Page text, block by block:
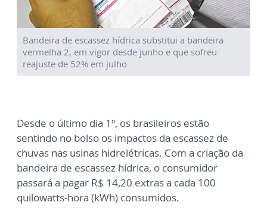
Bandeira de escassez hídrica substitui a bandeira
vermelha 2, em vigor desde junho e que sofreu
reajuste de 52% em julho
Desde o último dia 1º, os brasileiros estão
sentindo no bolso os impactos da escassez de
chuvas nas usinas hidrelétricas. Com a criação da
bandeira de escassez hídrica, o consumidor
passará a pagar R$ 14,20 extras a cada 100
quilowatts-hora (kWh) consumidos.